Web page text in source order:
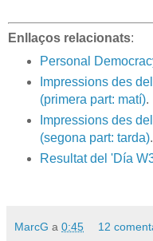
Enllaços relacionats:
Personal
Impressions des
(primera part: matí).
Impressions des
(segona part: tarda).
Resultat del 'Día
MarcG a 0:45 12